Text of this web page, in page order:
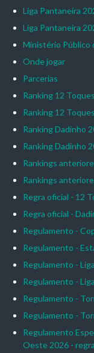
Liga Pantaneira
Liga Pantaneira
Ministério Público
Onde jogar
Parcerias
Ranking 12
Ranking 12
Ranking Dadinho
Ranking Dadinho
Rankings
Rankings
Regra oficial - 12
Regra oficial -
Regulamento -
Regulamento -
Regulamento -
Regulamento -
Regulamento -
Regulamento -
Regulamento
Oeste 2026 -